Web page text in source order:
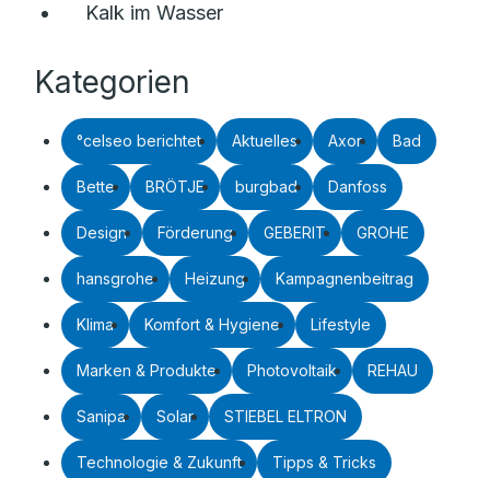
Kalk im Wasser
Kategorien
°celseo berichtet Aktuelles Axor Bad
Bette BRÖTJE burgbad Danfoss
Design Förderung GEBERIT GROHE
hansgrohe Heizung Kampagnenbeitrag
Klima Komfort & Hygiene Lifestyle
Marken & Produkte Photovoltaik REHAU
Sanipa Solar STIEBEL ELTRON
Technologie & Zukunft Tipps & Tricks